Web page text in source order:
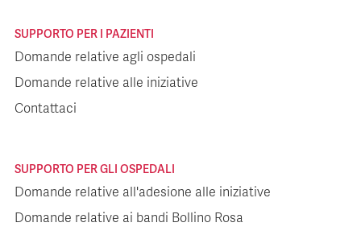
SUPPORTO PER I PAZIENTI
Domande relative agli ospedali
Domande relative alle iniziative
Contattaci
SUPPORTO PER GLI OSPEDALI
Domande relative all'adesione alle iniziative
Domande relative ai bandi Bollino Rosa